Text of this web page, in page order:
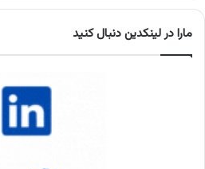
مارا در لینکدین دنبال کنید